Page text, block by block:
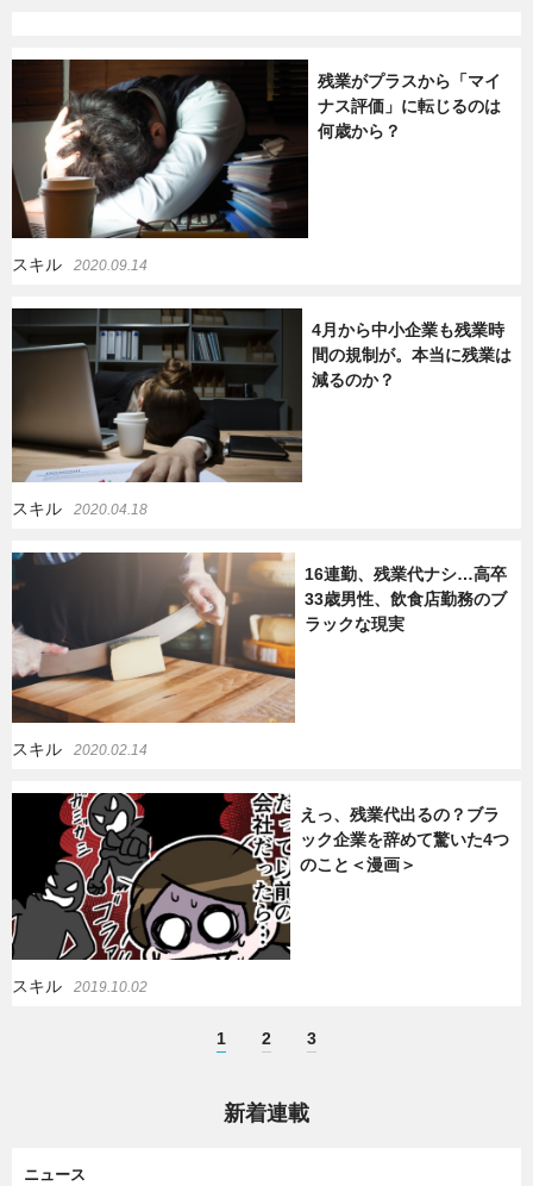
残業がプラスから「マイ
ナス評価」に転じるのは
何歳から？
スキル 2020.09.14
4月から中小企業も残業時
間の規制が。本当に残業は
減るのか？
スキル 2020.04.18
16連勤、残業代ナシ…高卒
33歳男性、飲食店勤務のブ
ラックな現実
スキル 2020.02.14
えっ、残業代出るの？ブラ
ック企業を辞めて驚いた4つ
のこと＜漫画＞
スキル 2019.10.02
1 2 3
新着連載
ニュース